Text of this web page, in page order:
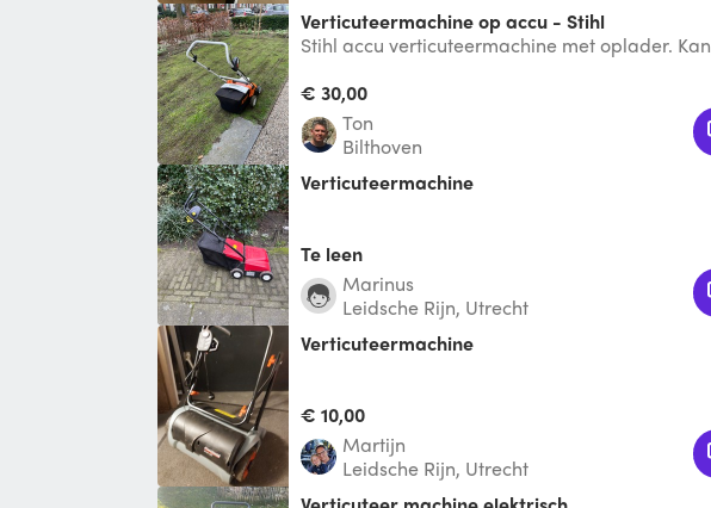
Verticuteermachine op accu - Stihl
Stihl accu verticuteermachine met oplader. Kan
verti
€ 30,00
Ton
Bilthoven
verticuteermachine
Te leen
Marinus
Leidsche Rijn, Utrecht
Verticuteermachine
€ 10,00
Martijn
Leidsche Rijn, Utrecht